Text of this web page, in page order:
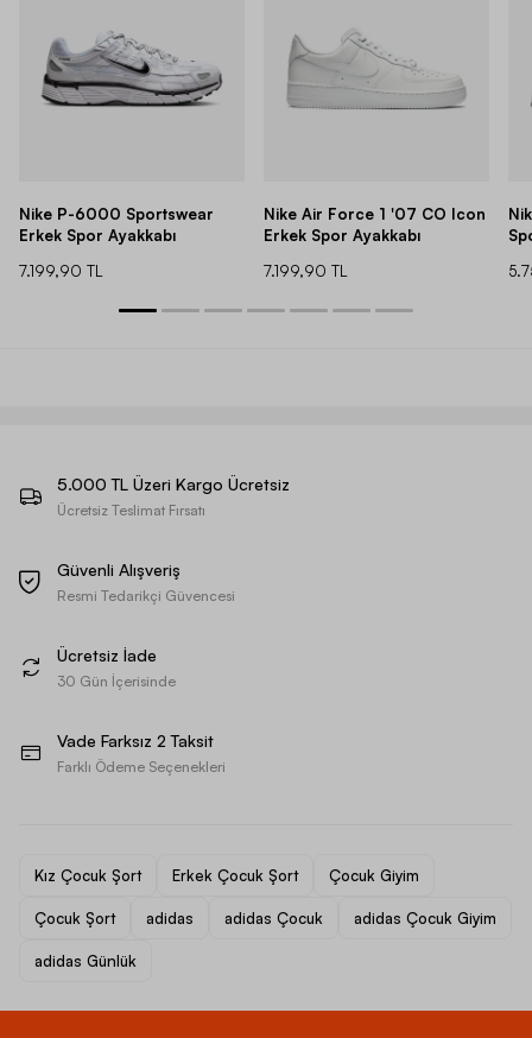
Nike P-6000 Sportswear
Erkek Spor Ayakkabı
7.199,90 TL
Nike Air Force 1 '07 CO Icon
Erkek Spor Ayakkabı
7.199,90 TL
5.000 TL Üzeri Kargo Ücretsiz
Ücretsiz Teslimat Fırsatı
Güvenli Alışveriş
Resmi Tedarikçi Güvencesi
Ücretsiz İade
30 Gün İçerisinde
Vade Farksız 2 Taksit
Farklı Ödeme Seçenekleri
Kız Çocuk Şort Erkek Çocuk Şort Çocuk Giyim
Çocuk Şort adidas adidas Çocuk adidas Çocuk Giyim
adidas Günlük